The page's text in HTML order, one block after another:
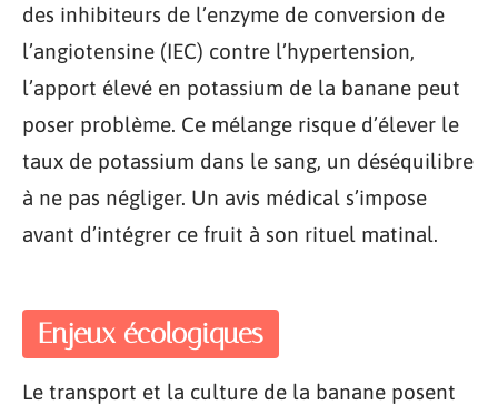
des inhibiteurs de l’enzyme de conversion de
l’angiotensine (IEC) contre l’hypertension,
l’apport élevé en potassium de la banane peut
poser problème. Ce mélange risque d’élever le
taux de potassium dans le sang, un déséquilibre
à ne pas négliger. Un avis médical s’impose
avant d’intégrer ce fruit à son rituel matinal.
Enjeux écologiques
Le transport et la culture de la banane posent